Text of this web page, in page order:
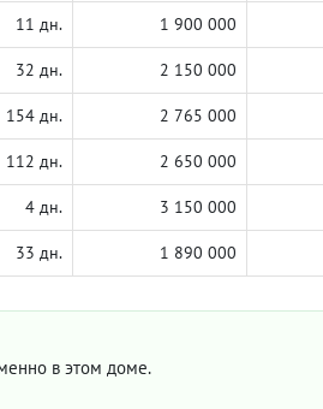
11 дн. 1 900 000
32 дн. 2 150 000
154 дн. 2 765 000
112 дн. 2 650 000
4 дн. 3 150 000
33 дн. 1 890 000
в этом доме.